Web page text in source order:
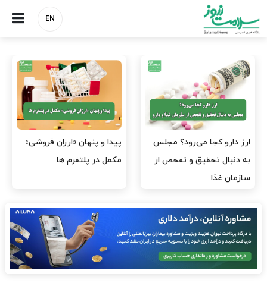
EN
صنعت دارو چشم‌انتظار اجرای
مصوبه بانک مرکزی
هشدار کانون هموفیلی ایران:
۴ هزار بیمار ۸ ماه است